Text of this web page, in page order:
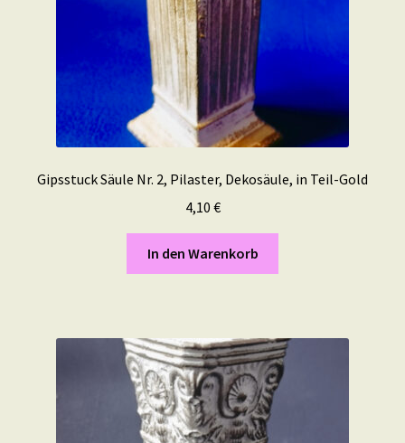
Gipsstuck Säule Nr. 2, Pilaster, Dekosäule, in Teil-Gold
4,10 €
In den Warenkorb